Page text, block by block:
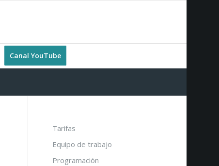
Canal YouTube
Tarifas
Equipo de trabajo
Programación